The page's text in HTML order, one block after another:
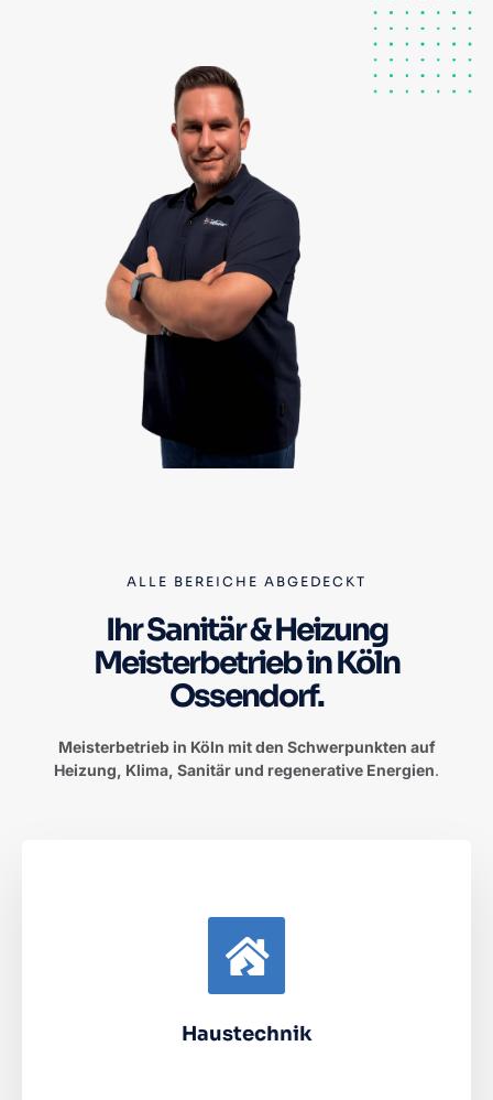
ALLE BEREICHE ABGEDECKT
Ihr Sanitär & Heizung
Meisterbetrieb in Köln
Ossendorf.
Meisterbetrieb in Köln mit den Schwerpunkten auf
Heizung, Klima, Sanitär und regenerative Energien.
Haustechnik
Gasheizung, Ölheizung, Pelletheizung, Fernwärme,
Fußbodenheizung, Hallenheizung
Mehr erfahren